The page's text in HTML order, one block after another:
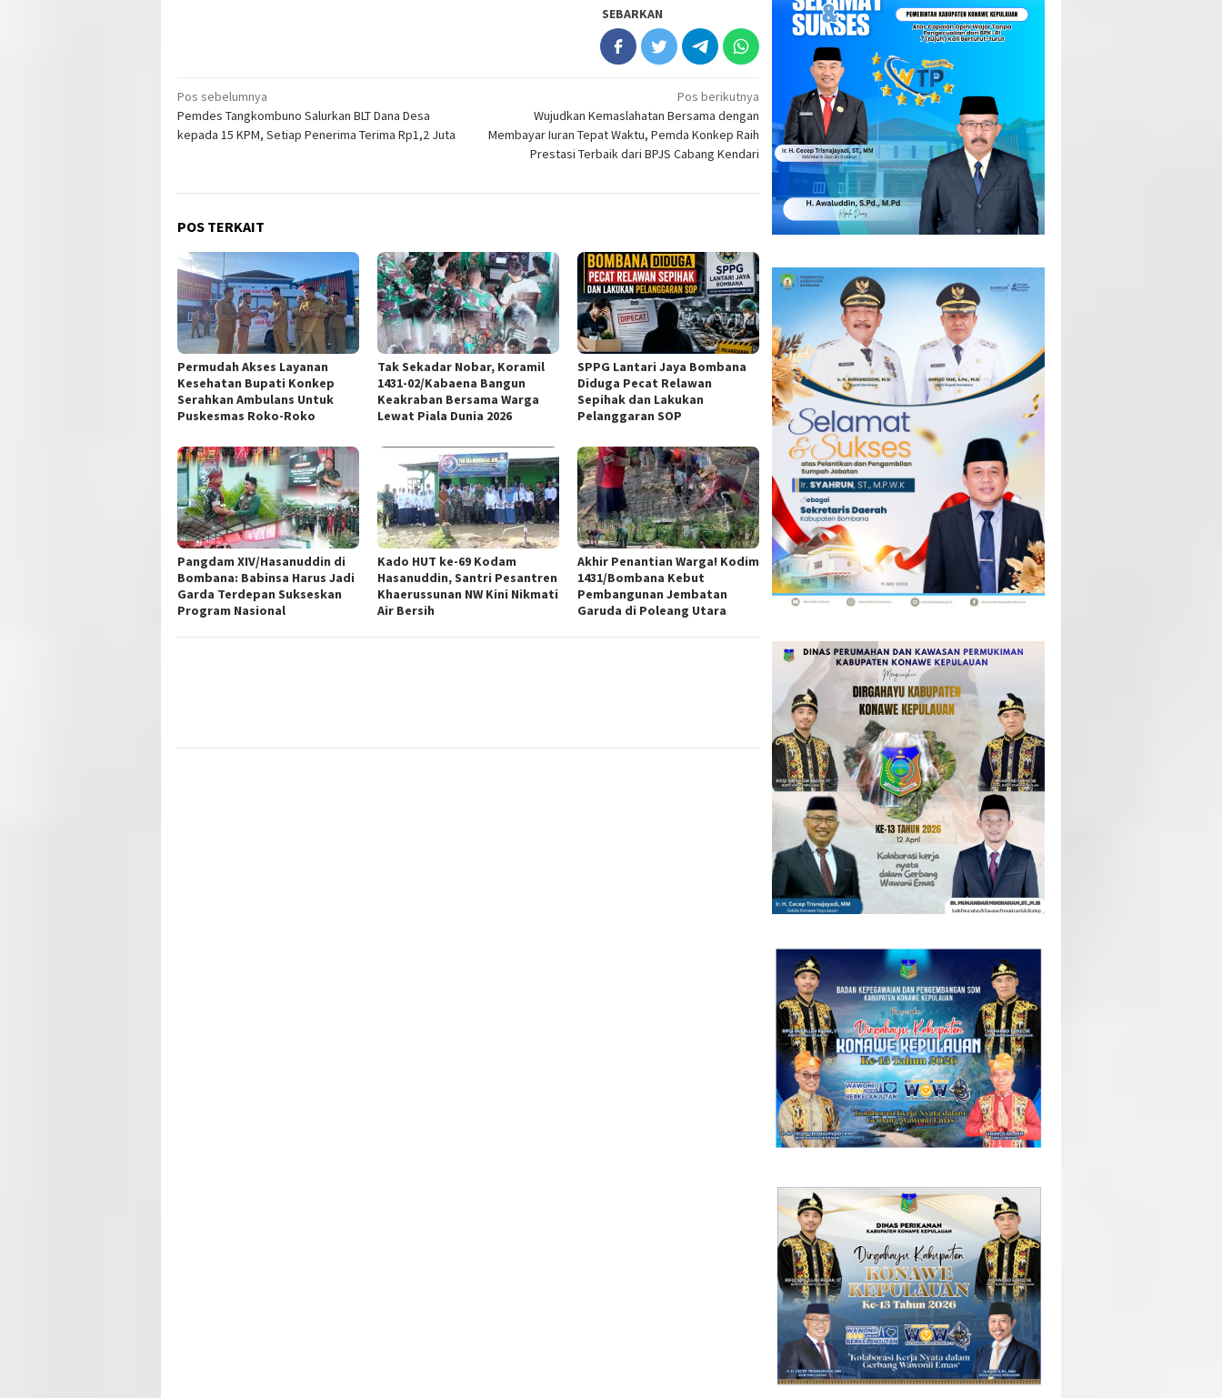
SEBARKAN
Navigasi
pos
Pos sebelumnya
Pemdes Tangkombuno Salurkan BLT Dana Desa
kepada 15 KPM, Setiap Penerima Terima Rp1,2 Juta
Pos berikutnya
Wujudkan Kemaslahatan Bersama dengan
Membayar Iuran Tepat Waktu, Pemda Konkep Raih
Prestasi Terbaik dari BPJS Cabang Kendari
POS TERKAIT
Permudah Akses Layanan
Kesehatan Bupati Konkep
Serahkan Ambulans Untuk
Puskesmas Roko-Roko
Tak Sekadar Nobar, Koramil
1431-02/Kabaena Bangun
Keakraban Bersama Warga
Lewat Piala Dunia 2026
SPPG Lantari Jaya Bombana
Diduga Pecat Relawan
Sepihak dan Lakukan
Pelanggaran SOP
Pangdam XIV/Hasanuddin di
Bombana: Babinsa Harus Jadi
Garda Terdepan Sukseskan
Program Nasional
Kado HUT ke-69 Kodam
Hasanuddin, Santri Pesantren
Khaerussunan NW Kini Nikmati
Air Bersih
Akhir Penantian Warga! Kodim
1431/Bombana Kebut
Pembangunan Jembatan
Garuda di Poleang Utara